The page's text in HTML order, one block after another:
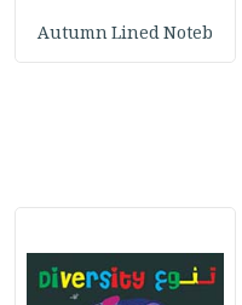
Autumn Lined Noteb